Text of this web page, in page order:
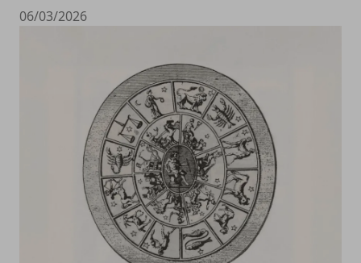
06/03/2026